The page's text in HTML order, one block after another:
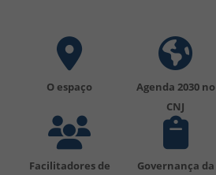
O espaço
Agenda 2030 no
CNJ
Facilitadores de
Governança da